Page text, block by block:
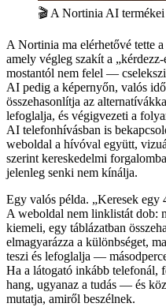
🎬 A Nortinia AI termékei
A Nortinia ma elérhetővé tette
amely végleg szakít a
mostantól nem felel —
AI pedig a képernyőn, valós
összehasonlítja az
lefoglalja, és végigvezeti a
AI telefonhívásban is
weboldal a hívóval együtt,
szerint kereskedelmi
jelenleg senki nem kínálja.
Egy valós példa. „Keresek egy
A weboldal nem linklistát dob:
kiemeli, egy táblázatban
elmagyarázza a különbséget,
teszi és lefoglalja —
Ha a látogató inkább telefonál,
hang, ugyanaz a tudás — és
mutatja, amiről beszélnek.